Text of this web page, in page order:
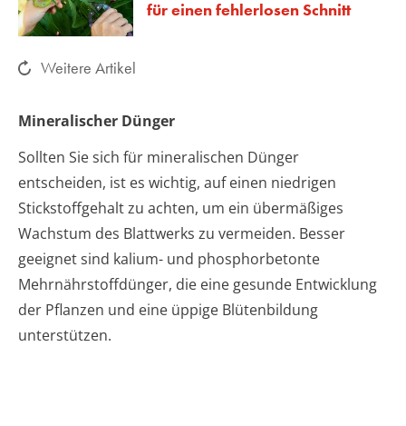
für einen fehlerlosen Schnitt
Weitere Artikel
Mineralischer Dünger
Sollten Sie sich für mineralischen Dünger
entscheiden, ist es wichtig, auf einen niedrigen
Stickstoffgehalt zu achten, um ein übermäßiges
Wachstum des Blattwerks zu vermeiden. Besser
geeignet sind kalium- und phosphorbetonte
Mehrnährstoffdünger, die eine gesunde Entwicklung
der Pflanzen und eine üppige Blütenbildung
unterstützen.